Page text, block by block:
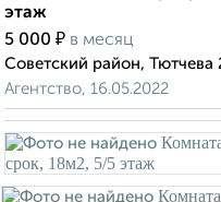
этаж
5 000 ₽ в месяц
Советский район, Тютчева
Агентство, 16.05.2022